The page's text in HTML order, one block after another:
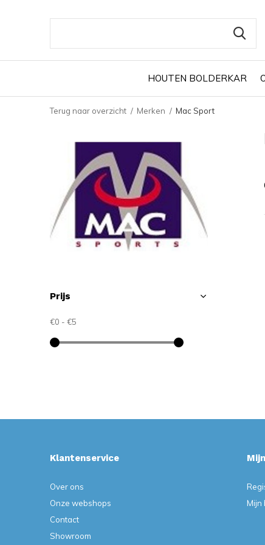
HOUTEN BOLDERKAR
Terug naar overzicht Merken Mac Sport
Prijs
€0 - €5
Klantenservice
Over ons
Onze webshops
Contact
Showroom
Mijn